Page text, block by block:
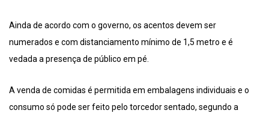
Ainda de acordo com o governo, os acentos devem ser
numerados e com distanciamento mínimo de 1,5 metro e é
vedada a presença de público em pé.
A venda de comidas é permitida em embalagens individuais e o
consumo só pode ser feito pelo torcedor sentado, segundo a